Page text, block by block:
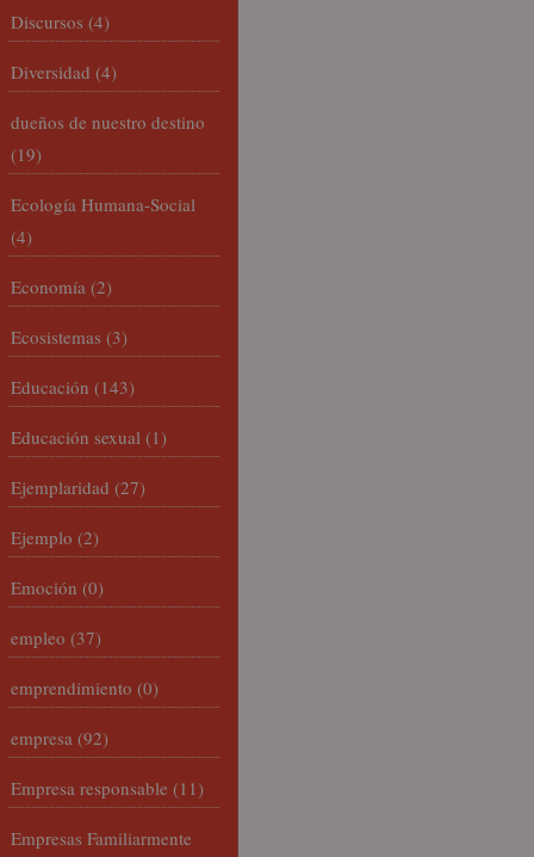
Discursos (4)
Diversidad (4)
dueños de nuestro destino
(19)
Ecología Humana-Social
(4)
Economía (2)
Ecosistemas (3)
Educación (143)
Educación sexual (1)
Ejemplaridad (27)
Ejemplo (2)
Emoción (0)
empleo (37)
emprendimiento (0)
empresa (92)
Empresa responsable (11)
Empresas Familiarmente